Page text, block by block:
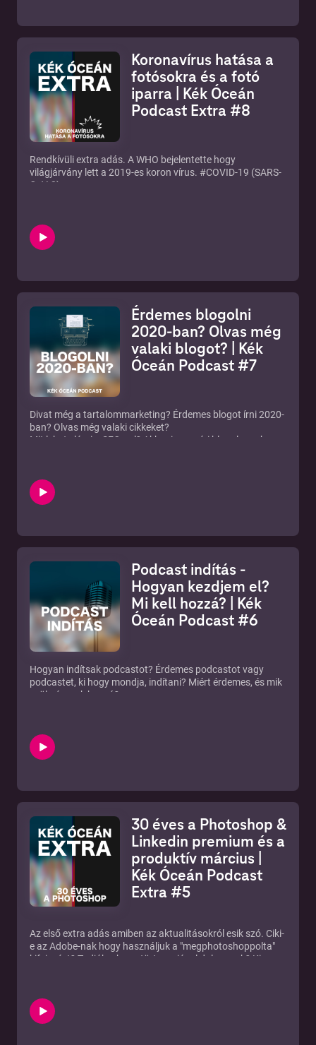
Nikon Hungary csoport:
https://www.facebook.com/groups/nikonhungary
Behance Hungary:
https://www.facebook.com/groups/276160106639173/
Instagram enagement Hungary:
https://www.facebook.com/groups/504667640006094
Fotós és videós helyszínek:
Koronavírus hatása a
fotósokra és a fotó
iparra | Kék Óceán
Podcast Extra #8
Rendkívüli extra adás. A WHO bejelentette hogy
világjárvány lett a 2019-es koron vírus. #COVID-19 (SARS-
CoV-2)
másról ami érinthet egy fotóst.
FONTOS! Igyekeztem nem a vírusról magáról beszélni,
szóval akit ez érdekel linkeltem itt pár releváns és hiteles
https://youtu.be/ozKwcvhwMWQ
Beszélgessünk a csoportban:
https://www.facebook.com/groups/2156065514646051/
Érdemes blogolni
2020-ban? Olvas még
valaki blogot? | Kék
Óceán Podcast #7
Divat még a tartalommarketing? Érdemes blogot írni 2020-
ban? Olvas még valaki cikkeket?
Mit lehet elérni a SEO-val? Akkor is megéri blogolnom ha
https://www.facebook.com/groups/2156065514646051/
Blog: http://blog.szaboviktor.com
Podcast indítás -
Hogyan kezdjem el?
Mi kell hozzá? | Kék
Óceán Podcast #6
Hogyan indítsak podcastot? Érdemes podcastot vagy
podcastet, ki hogy mondja, indítani? Miért érdemes, és mik
szükségesek hozzá?
Az elindulásban segítek ebben az adásban, röviden,
tömören és lényegre törően.
Cikk a fotós blogon a podcastről:
30 éves a Photoshop &
Linkedin premium és a
produktív március |
Kék Óceán Podcast
Extra #5
Az első extra adás amiben az aktualitásokról esik szó. Ciki-
e az Adobe-nak hogy használjuk a "megphotoshoppolta"
kifejezést? Tudják-e hogy tört verzióval dolgozunk? Ki
Előfizettem a Linkedin premiumra? Nem nézek többé
magyar Youtube-ot? Minden kiderül az adásban.
Alkotói csoport a facebookon: